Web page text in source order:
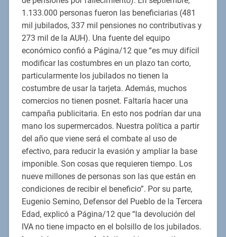
1.133.000 personas fueron las beneficiarias (481
mil jubilados, 337 mil pensiones no contributivas y
273 mil de la AUH). Una fuente del equipo
económico confió a Página/12 que “es muy difícil
modificar las costumbres en un plazo tan corto,
particularmente los jubilados no tienen la
costumbre de usar la tarjeta. Además, muchos
comercios no tienen posnet. Faltaría hacer una
campaña publicitaria. En esto nos podrían dar una
mano los supermercados. Nuestra política a partir
del año que viene será el combate al uso de
efectivo, para reducir la evasión y ampliar la base
imponible. Son cosas que requieren tiempo. Los
nueve millones de personas son las que están en
condiciones de recibir el beneficio”. Por su parte,
Eugenio Semino, Defensor del Pueblo de la Tercera
Edad, explicó a Página/12 que “la devolución del
IVA no tiene impacto en el bolsillo de los jubilados.